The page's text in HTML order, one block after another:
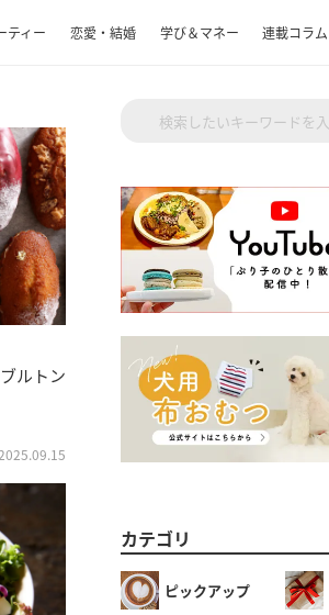
ティー 恋愛・結婚 学び＆マネー 連載コラム
ルトン
カテゴリ
ピックアップ